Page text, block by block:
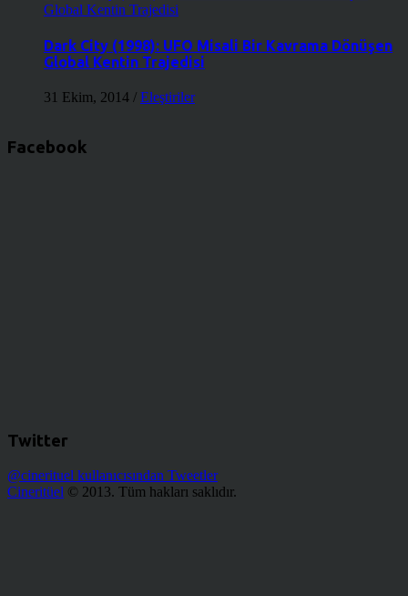
Dark City (1998): UFO Misali Bir Kavrama Dönüşen
Global Kentin Trajedisi
31 Ekim, 2014 / Eleştiriler
Facebook
Twitter
@cinerituel kullanıcısından Tweetler
Cineritüel © 2013. Tüm hakları saklıdır.